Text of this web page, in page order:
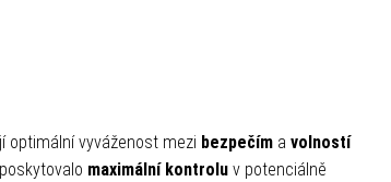
optimální vyváženost mezi bezpečím a volností
maximální kontrolu v potenciálně